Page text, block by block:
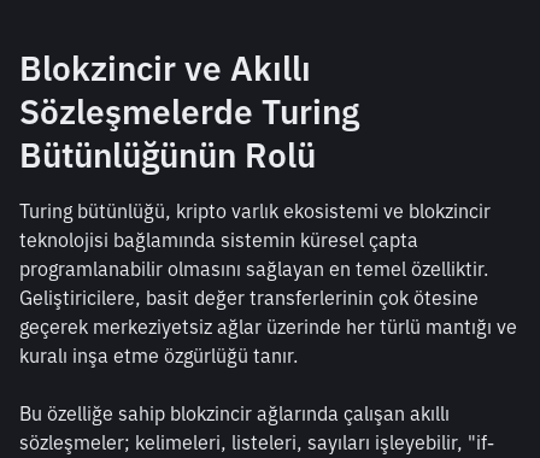
Blokzincir ve Akıllı
Sözleşmelerde Turing
Bütünlüğünün Rolü
Turing bütünlüğü, kripto varlık ekosistemi ve blokzincir
teknolojisi bağlamında sistemin küresel çapta
programlanabilir olmasını sağlayan en temel özelliktir.
Geliştiricilere, basit değer transferlerinin çok ötesine
geçerek merkeziyetsiz ağlar üzerinde her türlü mantığı ve
kuralı inşa etme özgürlüğü tanır.
Bu özelliğe sahip blokzincir ağlarında çalışan akıllı
sözleşmeler; kelimeleri, listeleri, sayıları işleyebilir, "if-